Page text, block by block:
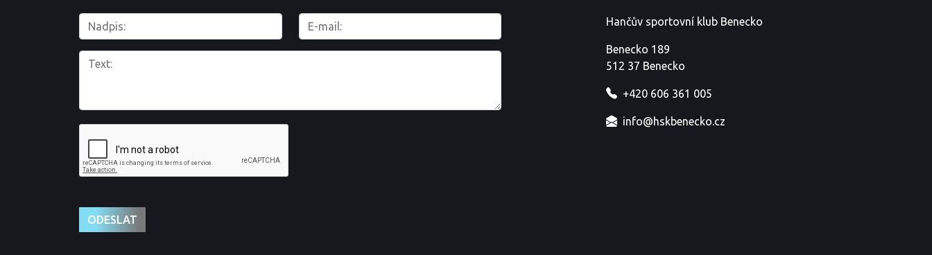
Hančův sportovní klub Benecko
Benecko 189
512 37 Benecko
+420 606 361 005
info@hskbenecko.cz